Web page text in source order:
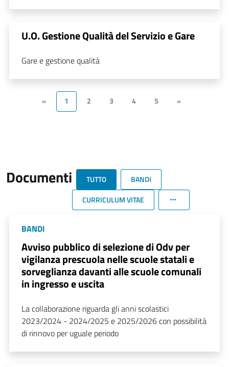
U.O. Gestione Qualità del Servizio e Gare
Gare e gestione qualità
« 1 2 3 4 5 »
Documenti TUTTO
BANDI
CURRICULUM VITAE
BANDI
Avviso pubblico di selezione di Odv per
vigilanza prescuola nelle scuole statali e
sorveglianza davanti alle scuole comunali
in ingresso e uscita
La collaborazione riguarda gli anni scolastici
2023/2024 - 2024/2025 e 2025/2026 con possibilità
di rinnovo per uguale periodo